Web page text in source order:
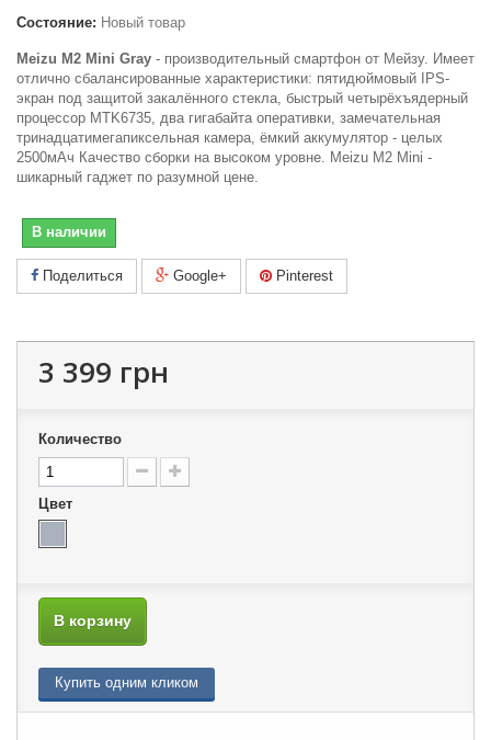
Состояние: Новый товар
Meizu M2 Mini Gray - производительный смартфон от Мейзу. Имеет
отлично сбалансированные характеристики: пятидюймовый IPS-
экран под защитой закалённого стекла, быстрый четырёхъядерный
процессор MTK6735, два гигабайта оперативки, замечательная
тринадцатимегапиксельная камера, ёмкий аккумулятор - целых
2500мАч Качество сборки на высоком уровне. Meizu M2 Mini -
шикарный гаджет по разумной цене.
В наличии
Поделиться Google+ Pinterest
3 399 грн
Количество
Цвет
В корзину
Купить одним кликом